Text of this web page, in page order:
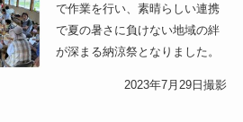
で作業を行い、素晴らしい連携
で夏の暑さに負けない地域の絆
が深まる納涼祭となりました。
2023年7月29日撮影